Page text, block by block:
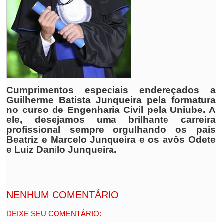
Cumprimentos especiais endereçados a
Guilherme Batista Junqueira pela formatura
no curso de Engenharia Civil pela Uniube. A
ele, desejamos uma brilhante carreira
profissional sempre orgulhando os pais
Beatriz e Marcelo Junqueira e os avôs Odete
e Luiz Danilo Junqueira.
NENHUM COMENTÁRIO
DEIXE SEU COMENTÁRIO: